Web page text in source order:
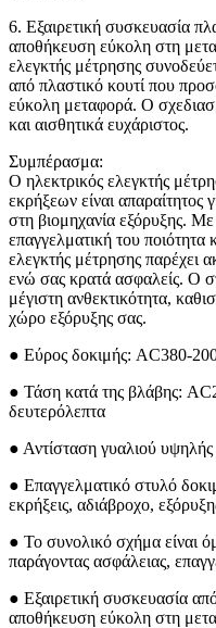
6. Εξαιρετική συσκευασία
αποθήκευση εύκολη στη
ελεγκτής μέτρησης
από πλαστικό κουτί που
εύκολη μεταφορά. Ο
και αισθητικά ευχάριστος.
Συμπέρασμα:
Ο ηλεκτρικός ελεγκτής
εκρήξεων είναι απαραίτητος
στη βιομηχανία εξόρυξης.
επαγγελματική του ποιότητα
ελεγκτής μέτρησης παρέχει
ενώ σας κρατά ασφαλείς. Ο
μέγιστη ανθεκτικότητα,
χώρο εξόρυξης σας.
● Εύρος δοκιμής: AC380-
● Τάση κατά της βλάβης:
δευτερόλεπτα
● Αντίσταση γυαλιού υψηλής
● Επαγγελματικό στυλό
εκρήξεις, αδιάβροχο,
● Το συνολικό σχήμα είναι
παράγοντας ασφάλειας,
● Εξαιρετική συσκευασία
αποθήκευση εύκολη στη